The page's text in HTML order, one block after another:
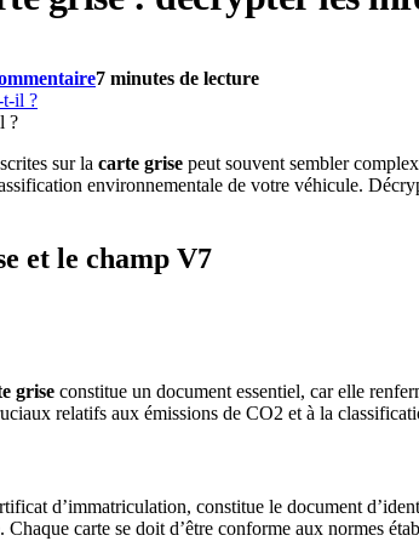
7 minutes de lecture
?
sur la carte grise peut souvent sembler
environnementale de votre véhicule.
et le champ V7
grise constitue un document essentiel, car elle
relatifs aux émissions de CO2 et à la
d’immatriculation, constitue le document
carte se doit d’être conforme aux normes